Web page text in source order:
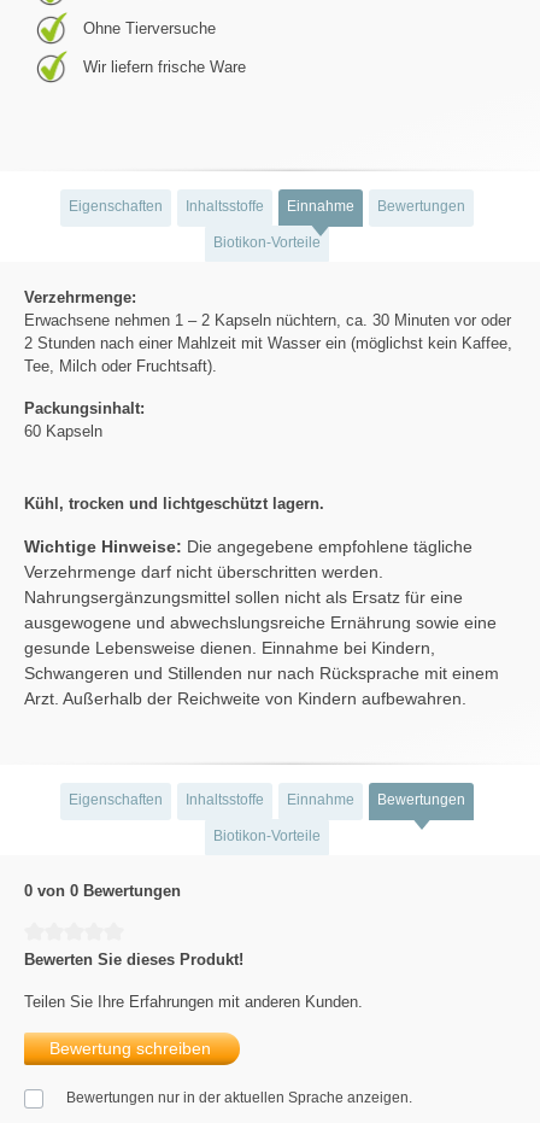
Ohne Tierversuche
Wir liefern frische Ware
Eigenschaften Inhaltsstoffe Einnahme Bewertungen
Biotikon-Vorteile
Verzehrmenge:
Erwachsene nehmen 1 – 2 Kapseln nüchtern, ca. 30 Minuten vor oder
2 Stunden nach einer Mahlzeit mit Wasser ein (möglichst kein Kaffee,
Tee, Milch oder Fruchtsaft).
Packungsinhalt:
60 Kapseln
Kühl, trocken und lichtgeschützt lagern.
Wichtige Hinweise: Die angegebene empfohlene tägliche
Verzehrmenge darf nicht überschritten werden.
Nahrungsergänzungsmittel sollen nicht als Ersatz für eine
ausgewogene und abwechslungsreiche Ernährung sowie eine
gesunde Lebensweise dienen. Einnahme bei Kindern,
Schwangeren und Stillenden nur nach Rücksprache mit einem
Arzt. Außerhalb der Reichweite von Kindern aufbewahren.
Eigenschaften Inhaltsstoffe Einnahme Bewertungen
Biotikon-Vorteile
0 von 0 Bewertungen
Bewerten Sie dieses Produkt!
Teilen Sie Ihre Erfahrungen mit anderen Kunden.
Bewertung schreiben
Bewertungen nur in der aktuellen Sprache anzeigen.